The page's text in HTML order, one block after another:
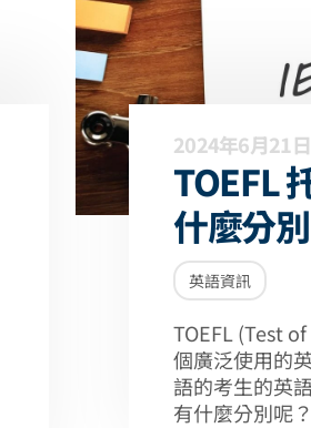
2024年6月21日
TOEFL
什麼分
英語資訊
TOEFL (Test
個廣泛使用的
語的考生的英
有什麼分別呢